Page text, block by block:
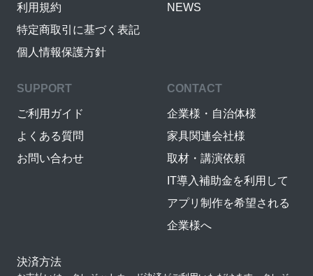
利用規約
特定商取引に基づく表記
個人情報保護方針
NEWS
SUPPORT
ご利用ガイド
よくある質問
お問い合わせ
CONTACT
企業様・自治体様
家具関連会社様
取材・講演依頼
IT導入補助金を利用して
アプリ制作を希望される
企業様へ
決済方法